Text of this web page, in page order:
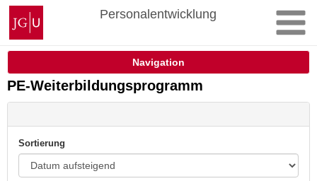
Zum
Inhalt
springen
Johannes
Gutenberg-
Universität
Personalentwicklung
Navigation
PE-Weiterbildungsprogramm
Sortierung